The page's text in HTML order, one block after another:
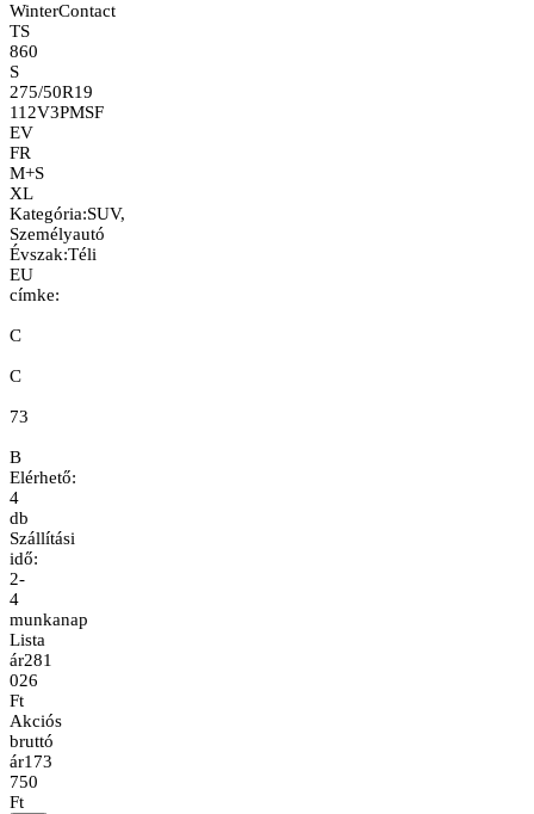
WinterContact
TS
860
S
275/50R19
112V3PMSF
EV
FR
M+S
XL
Kategória:SUV,
Személyautó
Évszak:Téli
EU
címke:
C
C
73
B
Elérhető:
4
db
Szállítási
idő:
2-
4
munkanap
Lista
ár281
026
Ft
Akciós
bruttó
ár173
750
Ft